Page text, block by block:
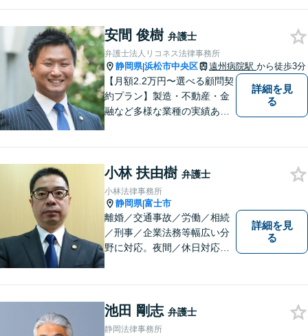
すべてお任せください／「交
通事故」損害賠償額を増額！
【夜間休日対応】【電話相
談】
安間 俊樹 弁護士
弁護士法人リコネス法律事務所
静岡県|浜松市中央区 遠州病院駅 から徒歩3分
【月額2.2万円〜選べる顧問契
約プラン】製造・不動産・金
融など多様な業種の実績あ
チームが365日対応！身近な
法律家として、皆さまの不安
を安心に変えます【全国対
応】
詳細を見
る
小林 扶由樹 弁護士
小林法律事務所
静岡県|富士市
離婚／交通事故／労働／相続
／刑事／企業法務等幅広い分
野に対応。夜間／休日対応
詳細を見
る
池田 剛志 弁護士
静岡法律事務所